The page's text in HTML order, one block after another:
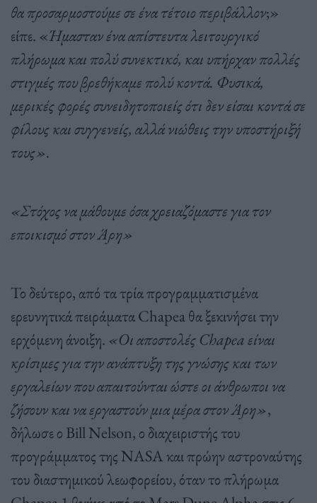
θα προσαρμοστούμε σε ένα τέτοιο περιβάλλον;»
είπε. «Ήμασταν ένα απίστευτα λειτουργικό
πλήρωμα και πολύ συνεκτικό, και υπήρχαν πολλές
στιγμές που βρεθήκαμε πολύ κοντά. Φυσικά,
μερικές φορές συνειδητοποιείς ότι δεν είσαι κοντά σε
φίλους και συγγενείς, αλλά νιώθεις την υποστήριξή
τους».
«Στόχος να μάθουμε όσα χρειαζόμαστε για τον
εποικισμό στον Άρη»
Το δεύτερο, από τα τρία προγραμματισμένα
ερευνητικά πειράματα Chapea θα ξεκινήσει την
ερχόμενη άνοιξη. «Οι αποστολές Chapea είναι
κρίσιμες για την ανάπτυξη της γνώσης και των
εργαλείων που απαιτούνται ώστε οι άνθρωποι να
ζήσουν και να εργαστούν μια μέρα στον Άρη»,
δήλωσε ο Bill Nelson, ο διαχειριστής του
προγράμματος της NASA και πρώην αστροναύτης
του διαστημικού λεωφορείου, όταν το πλήρωμα